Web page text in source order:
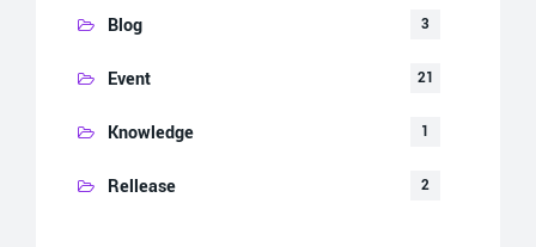
Blog 3
Event 21
Knowledge 1
Rellease 2